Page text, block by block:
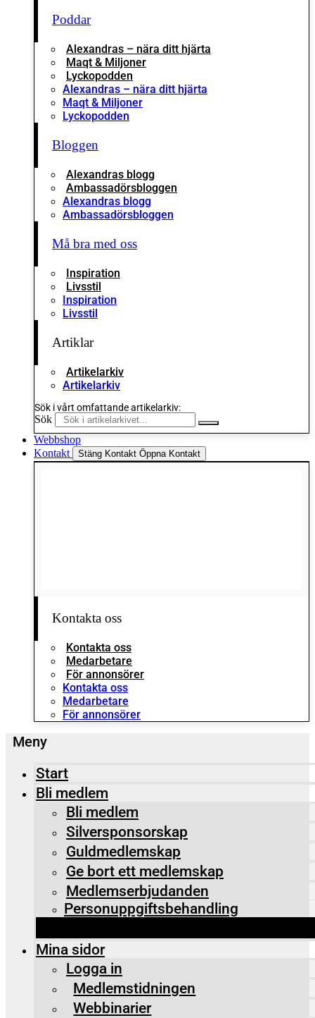
Poddar
Alexandras – nära ditt hjärta
Maqt & Miljoner
Lyckopodden
Alexandras – nära ditt hjärta
Maqt & Miljoner
Lyckopodden
Bloggen
Alexandras blogg
Ambassadörsbloggen
Alexandras blogg
Ambassadörsbloggen
Må bra med oss
Inspiration
Livsstil
Inspiration
Livsstil
Artiklar
Artikelarkiv
Artikelarkiv
Sök i vårt omfattande artikelarkiv:
Sök
Webbshop
Kontakt
Stäng Kontakt Öppna Kontakt
Kontakta oss
Kontakta oss
Medarbetare
För annonsörer
Kontakta oss
Medarbetare
För annonsörer
Start
Bli medlem
Bli medlem
Silversponsorskap
Guldmedlemskap
Ge bort ett medlemskap
Medlemserbjudanden
Personuppgiftsbehandling
Mina sidor
Logga in
Medlemstidningen
Webbinarier